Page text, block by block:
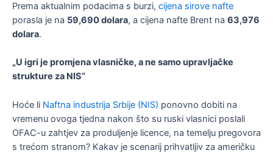
Prema aktualnim podacima s burzi, cijena sirove nafte
porasla je na 59,690 dolara, a cijena nafte Brent na 63,976
dolara.
„U igri je promjena vlasničke, a ne samo upravljačke
strukture za NIS“
Hoće li Naftna industrija Srbije (NIS) ponovno dobiti na
vremenu ovoga tjedna nakon što su ruski vlasnici poslali
OFAC-u zahtjev za produljenje licence, na temelju pregovora
s trećom stranom? Kakav je scenarij prihvatljiv za američku